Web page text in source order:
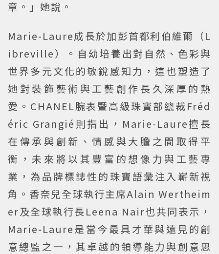
章。」她說。
Marie-Laure成長於加彭首都利伯維爾（L
ibreville）。自幼培養出對自然、色彩與
世界多元文化的敏銳感知力，這也塑造了
她對裝飾藝術與工藝創作長久深厚的熱
愛。CHANEL腕表暨高級珠寶部總裁Fréd
éric Grangié則指出，Marie-Laure擅長
在傳承與創新、情感與大膽之間取得平
衡，未來將以其豐富的想像力與工藝專
業，為品牌標誌性的珠寶語彙注入嶄新視
角。香奈兒全球執行主席Alain Wertheim
er及全球執行長Leena Nair也共同表示，
Marie-Laure是當今最具才華與遠見的創
意總監之一，其卓越的領導能力與創意思